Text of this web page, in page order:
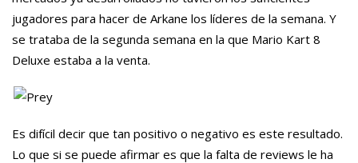
jugadores para hacer de Arkane los líderes de la semana. Y
se trataba de la segunda semana en la que Mario Kart 8
Deluxe estaba a la venta.
Es difícil decir que tan positivo o negativo es este resultado.
Lo que si se puede afirmar es que la falta de reviews le ha